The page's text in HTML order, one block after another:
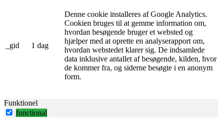
_gid 1 dag
Denne cookie installeres af Google Analytics.
Cookien bruges til at gemme information om,
hvordan besøgende bruger et websted og
hjælper med at oprette en analyserapport om,
hvordan webstedet klarer sig. De indsamlede
data inklusive antallet af besøgende, kilden, hvor
de kommer fra, og siderne besøgte i en anonym
form.
Funktionel
functional